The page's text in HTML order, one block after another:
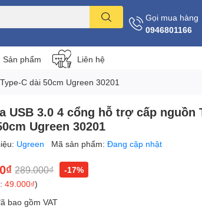
Gọi mua hàng
0946801166
Sản phẩm Liên hệ
C dài 50cm Ugreen 30201
USB 3.0 4 cổng hỗ trợ cấp nguồn
Ugreen 30201
Ugreen Mã sản phẩm:Đang cập nhật
289.000₫
-17%
49.000₫)
bao gồm VAT